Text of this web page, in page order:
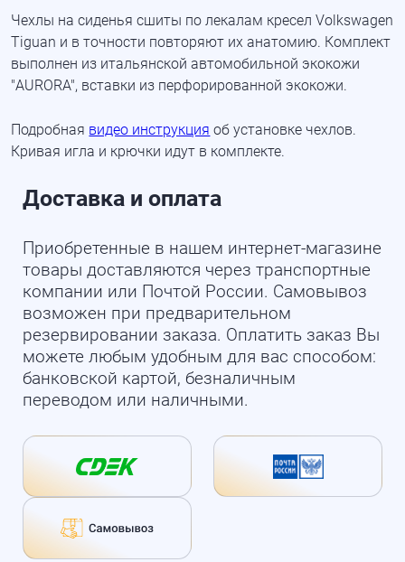
Чехлы на сиденья сшиты по лекалам кресел Volkswagen
Tiguan и в точности повторяют их анатомию. Комплект
выполнен из итальянской автомобильной экокожи
"AURORA", вставки из перфорированной экокожи.
Подробная видео инструкция об установке чехлов.
Кривая игла и крючки идут в комплекте.
Доставка и оплата
Приобретенные в нашем интернет-магазине
товары доставляются через транспортные
компании или Почтой России. Самовывоз
возможен при предварительном
резервировании заказа. Оплатить заказ Вы
можете любым удобным для вас способом:
банковской картой, безналичным
переводом или наличными.